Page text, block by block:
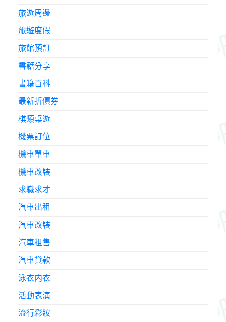
旅遊周邊
旅遊度假
旅館預訂
書籍分享
書籍百科
最新折價券
棋類桌遊
機票訂位
機車單車
機車改裝
求職求才
汽車出租
汽車改裝
汽車租售
汽車貸款
泳衣内衣
活動表演
流行彩妝